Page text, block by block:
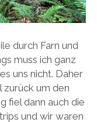
durch Farn und
muss ich ganz
uns nicht. Daher
zurück um den
fiel dann auch die
und wir waren